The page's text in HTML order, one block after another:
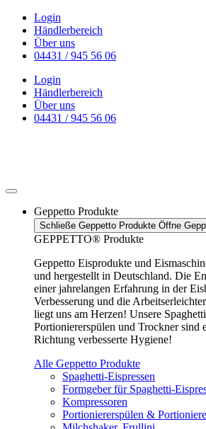
Zum
Inhalt
wechseln
Login
Händlerbereich
Über uns
04431 / 945 56 06
Login
Händlerbereich
Über uns
04431 / 945 56 06
Geppetto Produkte
Schließe Geppetto Produkte Öffne
GEPPETTO® Produkte
Geppetto Eisprodukte und
und hergestellt in Deutschland. Die
einer jahrelangen Erfahrung in der
Verbesserung und die
liegt uns am Herzen! Unsere
Portioniererspülen und Trockner sind
Richtung verbesserte Hygiene!
Alle Geppetto Produkte
Spaghetti-Eispressen
Formgeber für Spaghetti-
Kompressoren
Portioniererspülen &